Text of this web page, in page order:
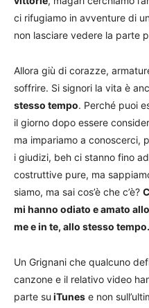
ci rifugiamo in avventure di
non lasciare vedere la parte
Allora giù di corazze,
soffrire. Si signori la vita è
stesso tempo. Perché puoi
il giorno dopo essere
ma impariamo a conoscerci,
i giudizi, beh ci stanno fino
costruttive pure, ma
siamo, ma sai cos’è che c’è?
mi hanno odiato e amato
me e in te, allo stesso
Un Grignani che qualcuno
canzone e il relativo video
parte su iTunes e non